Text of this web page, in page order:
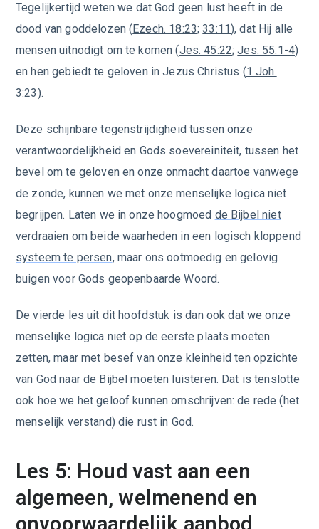
Tegelijkertijd weten we dat God geen lust heeft in de
dood van goddelozen ( Ezech. 18:23;33:11), dat Hij alle
mensen uitnodigt om te komen (Jes. 45:22;Jes. 55:1-4)
en hen gebiedt te geloven in Jezus Christus (1 Joh.
3:23).
Deze schijnbare tegenstrijdigheid tussen onze
verantwoordelijkheid en Gods soevereiniteit, tussen het
bevel om te geloven en onze onmacht daartoe vanwege
de zonde, kunnen we met onze menselijke logica niet
begrijpen. Laten we in onze hoogmoed de Bijbel niet
verdraaien om beide waarheden in een logisch kloppend
systeem te persen, maar ons ootmoedig en gelovig
buigen voor Gods geopenbaarde Woord.
De vierde les uit dit hoofdstuk is dan ook dat we onze
menselijke logica niet op de eerste plaats moeten
zetten, maar met besef van onze kleinheid ten opzichte
van God naar de Bijbel moeten luisteren. Dat is tenslotte
ook hoe we het geloof kunnen omschrijven: de rede (het
menselijk verstand) die rust in God.
Les 5: Houd vast aan een
algemeen, welmenend en
onvoorwaardelijk aanbod